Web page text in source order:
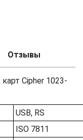
Отзывы
Cipher 1023-
USB, RS
ISO 7811